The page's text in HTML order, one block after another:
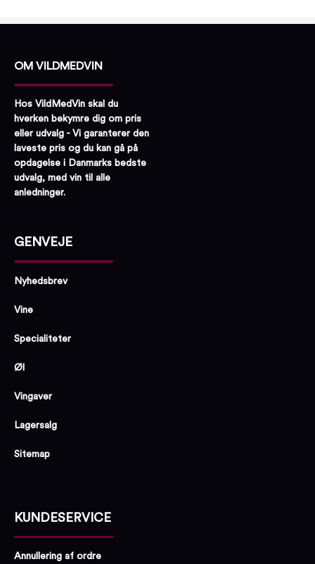
OM VILDMEDVIN
Hos VildMedVin skal du
hverken bekymre dig om pris
eller udvalg - Vi garanterer den
laveste pris og du kan gå på
opdagelse i Danmarks bedste
udvalg, med vin til alle
anledninger.
GENVEJE
Nyhedsbrev
Vine
Specialiteter
Øl
Vingaver
Lagersalg
Sitemap
KUNDESERVICE
Annullering af ordre